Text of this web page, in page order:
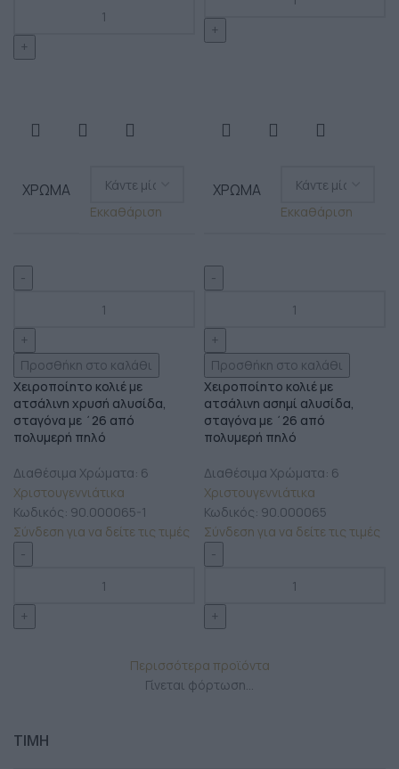
ΤΙΜΗ
ΧΡΏΜΑ
Εκκαθάριση
Προσθήκη στο καλάθι
Χειροποίητο κολιέ με
ατσάλινη χρυσή αλυσίδα,
σταγόνα με ΄26 από
πολυμερή πηλό
Διαθέσιμα Χρώματα: 6
Χριστουγεννιάτικα
Κωδικός: 90.000065-1
Σύνδεση για να δείτε τις τιμές
ΧΡΏΜΑ
Εκκαθάριση
Προσθήκη στο καλάθι
Χειροποίητο κολιέ με
ατσάλινη ασημί αλυσίδα,
σταγόνα με ΄26 από
πολυμερή πηλό
Διαθέσιμα Χρώματα: 6
Χριστουγεννιάτικα
Κωδικός: 90.000065
Σύνδεση για να δείτε τις τιμές
Περισσότερα προϊόντα
Γίνεται φόρτωση...